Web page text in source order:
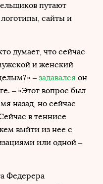
путают
сайты и
думает, что сейчас
и женский
– задавался он
– «Этот вопрос был
назад, но сейчас
в теннисе
выйти из нее с
или одной –
Федерера